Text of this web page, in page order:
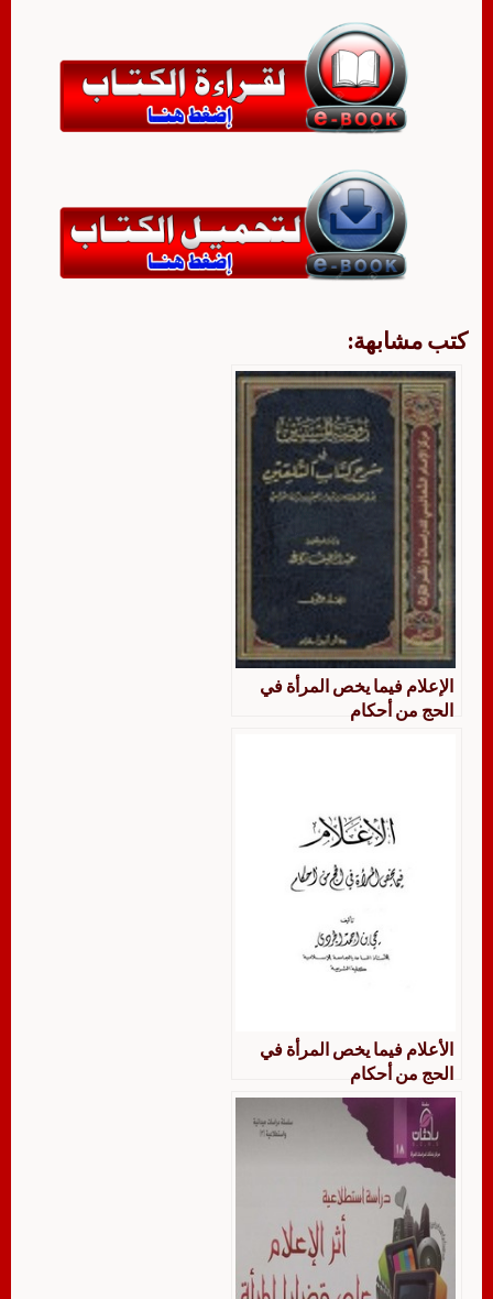
كتب مشابهة:
الإعلام فيما يخص المرأة في
الحج من أحكام
الأعلام فيما يخص المرأة في
الحج من أحكام